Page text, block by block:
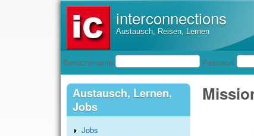
interconnections
Austausch, Reisen, Lernen
Benutzeranmeldung
Benutzername Passwort
Austausch, Lernen,
Jobs
Jobs